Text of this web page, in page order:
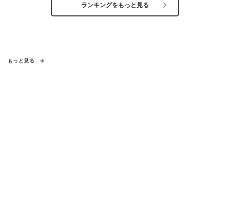
ランキングをもっと見る
もっと見る